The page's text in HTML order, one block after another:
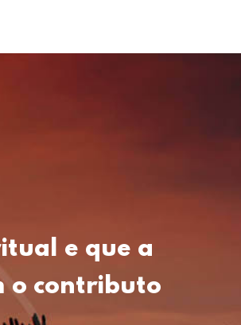
e que a
o contributo